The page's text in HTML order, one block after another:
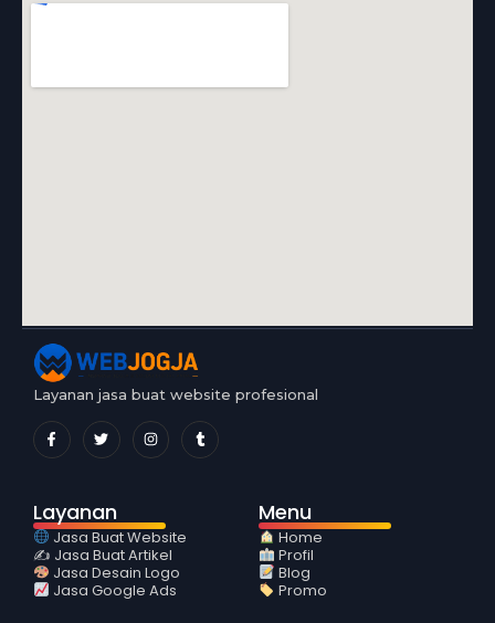
Layanan jasa buat website profesional
Layanan
Jasa Buat Website
✍️ Jasa Buat Artikel
Jasa Desain Logo
Jasa Google Ads
Menu
Home
Profil
Blog
Promo